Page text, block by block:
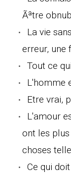
Ãªtre
La vie
erreur, une
Tout ce
L'homme
Etre vrai,
L'amour
ont les
choses
Ce qui